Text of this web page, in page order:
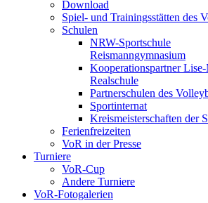
Download
Spiel- und Trainingsstätten des
Schulen
NRW-Sportschule
Reismanngymnasium
Kooperationspartner
Realschule
Partnerschulen des
Sportinternat
Kreismeisterschaften der
Ferienfreizeiten
VoR in der Presse
Turniere
VoR-Cup
Andere Turniere
VoR-Fotogalerien